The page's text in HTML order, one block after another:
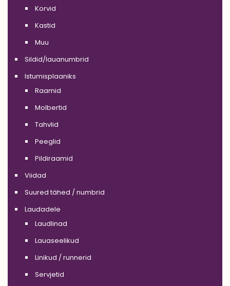
Korvid
Kastid
Muu
Sildid/lauanumbrid
Istumisplaaniks
Raamid
Molbertid
Tahvlid
Peeglid
Pildiraamid
Viidad
Suured tähed / numbrid
Laudadele
Laudlinad
Lauaseelikud
Linikud / runnerid
Servjetid